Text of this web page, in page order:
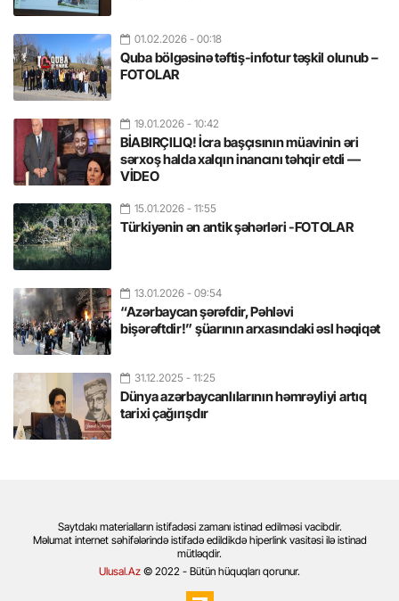
01.02.2026 - 00:18
Quba bölgəsinə təftiş-infotur təşkil olunub –
FOTOLAR
19.01.2026 - 10:42
BİABIRÇILIQ! İcra başçısının müavinin əri
sərxoş halda xalqın inancını təhqir etdi —
VİDEO
15.01.2026 - 11:55
Türkiyənin ən antik şəhərləri -FOTOLAR
13.01.2026 - 09:54
“Azərbaycan şərəfdir, Pəhləvi
bişərəftdir!” şüarının arxasındaki əsl həqiqət
31.12.2025 - 11:25
Dünya azərbaycanlılarının həmrəyliyi artıq
tarixi çağırışdır
Saytdakı materialların istifadəsi zamanı istinad edilməsi vacibdir.
Məlumat internet səhifələrində istifadə edildikdə hiperlink vasitəsi ilə istinad
mütləqdir.
Ulusal.Az © 2022 - Bütün hüquqları qorunur.